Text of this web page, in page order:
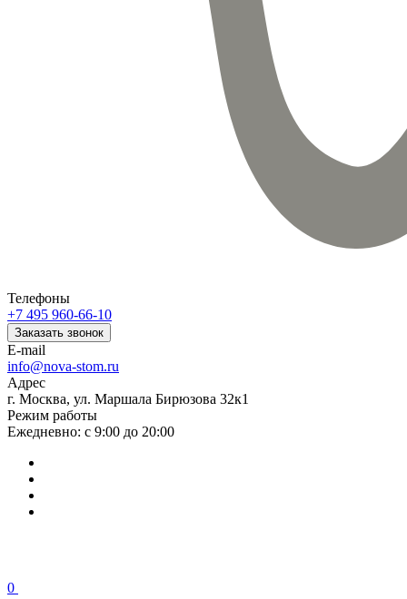
Телефоны
+7 495 960-66-10
Заказать звонок
E-mail
info@nova-stom.ru
Адрес
г. Москва, ул. Маршала Бирюзова 32к1
Режим работы
Ежедневно: с 9:00 до 20:00
0